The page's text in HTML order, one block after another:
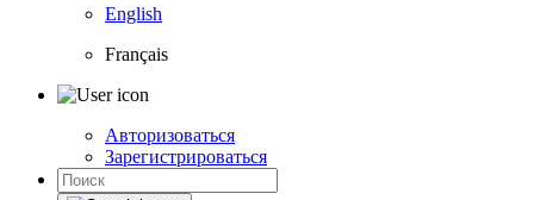
English
Français
Авторизоваться
Зарегистрироваться